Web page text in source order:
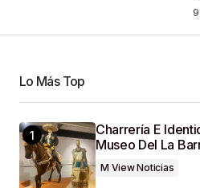
Guardar Mi Nombre,
Web En Este Navegador
Que Haga Un Comentario.
Lo Más Top
Charrería E
Museo Del La
M View Noticias